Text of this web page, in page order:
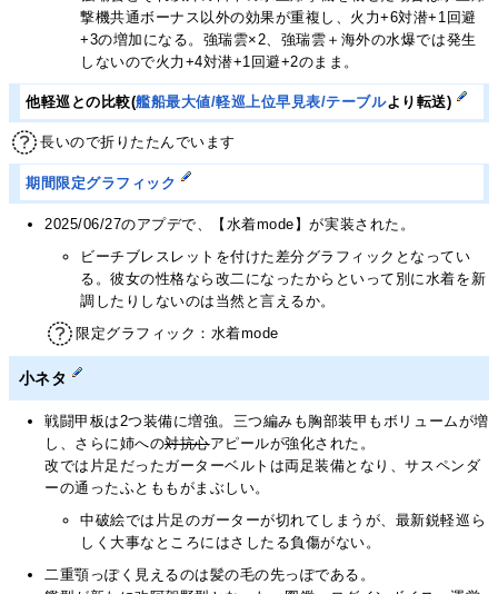
撃機共通ボーナス以外の効果が重複し、火力+6対潜+1回避
+3の増加になる。強瑞雲×2、強瑞雲＋海外の水爆では発生
しないので火力+4対潜+1回避+2のまま。
他軽巡との比較(艦船最大値/軽巡上位早見表/テーブルより転送)
長いので折りたたんでいます
期間限定グラフィック
2025/06/27のアプデで、【水着mode】が実装された。
ビーチブレスレットを付けた差分グラフィックとなってい
る。彼女の性格なら改二になったからといって別に水着を新
調したりしないのは当然と言えるか。
限定グラフィック：水着mode
小ネタ
戦闘甲板は2つ装備に増強。三つ編みも胸部装甲もボリュームが増
し、さらに姉への対抗心アピールが強化された。
改では片足だったガーターベルトは両足装備となり、サスペンダ
ーの通ったふとももがまぶしい。
中破絵では片足のガーターが切れてしまうが、最新鋭軽巡ら
しく大事なところにはさしたる負傷がない。
二重顎っぽく見えるのは髪の毛の先っぽである。